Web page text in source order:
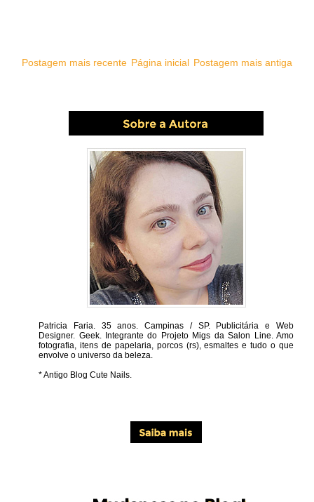
Postagem mais recente Postagem mais antiga
Página inicial
Patricia Faria. 35 anos. Campinas / SP. Publicitária e Web
Designer. Geek. Integrante do Projeto Migs da Salon Line. Amo
fotografia, itens de papelaria, porcos (rs), esmaltes e tudo o que
envolve o universo da beleza.
* Antigo Blog Cute Nails.